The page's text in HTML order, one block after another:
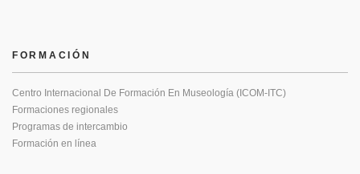
FORMACIÓN
Centro Internacional De Formación En Museología (ICOM-ITC)
Formaciones regionales
Programas de intercambio
Formación en línea